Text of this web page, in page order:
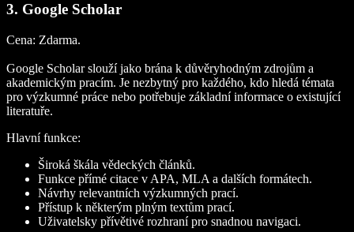
3. Google Scholar
Cena: Zdarma.
Google Scholar slouží jako brána k důvěryhodným zdrojům a
akademickým pracím. Je nezbytný pro každého, kdo hledá témata
pro výzkumné práce nebo potřebuje základní informace o existující
literatuře.
Hlavní funkce:
Široká škála vědeckých článků.
Funkce přímé citace v APA, MLA a dalších formátech.
Návrhy relevantních výzkumných prací.
Přístup k některým plným textům prací.
Uživatelsky přívětivé rozhraní pro snadnou navigaci.